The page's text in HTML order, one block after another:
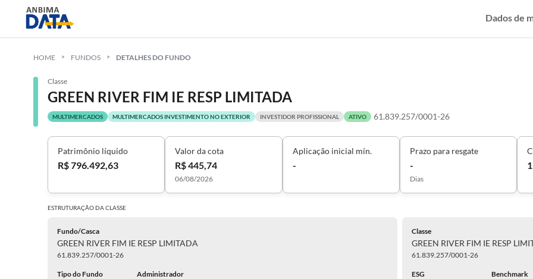
Dados de
HOME FUNDOS DETALHES DO FUNDO
Classe
GREEN RIVER FIM IE RESP LIMITADA
MULTIMERCADOS MULTIMERCADOS INVESTIMENTO NO EXTERIOR INVESTIDOR PROFISSIONAL ATIVO 61.839.257/0001-26
Patrimônio líquido
R$ 796.492,63
Valor da cota
R$ 445,74
06/08/2026
Aplicação inicial mín.
-
Prazo para resgate
-
Dias
1
ESTRUTURAÇÃO DACLASSE
Fundo/Casca
GREEN RIVER FIM IE RESP LIMITADA
61.839.257/0001-26
Tipo do Fundo Administrador
Classe
GREEN RIVER FIM IE RESP
61.839.257/0001-26
ESG Benchmark